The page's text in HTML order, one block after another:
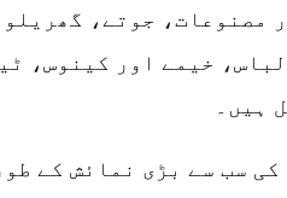
مصنوعات، جوتے، گھریلو
خیمے اور کینوس،
ہیں۔
سب سے بڑی نمائش کے